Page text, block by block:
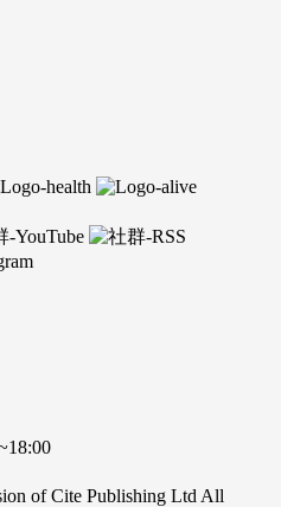
of Cite Publishing Ltd All